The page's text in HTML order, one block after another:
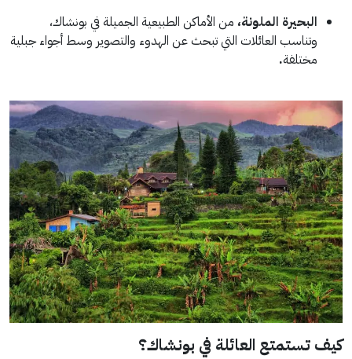
البحيرة الملونة، من الأماكن الطبيعية الجميلة في بونشاك،
وتناسب العائلات التي تبحث عن الهدوء والتصوير وسط أجواء جبلية
مختلفة.
كيف تستمتع العائلة في بونشاك؟